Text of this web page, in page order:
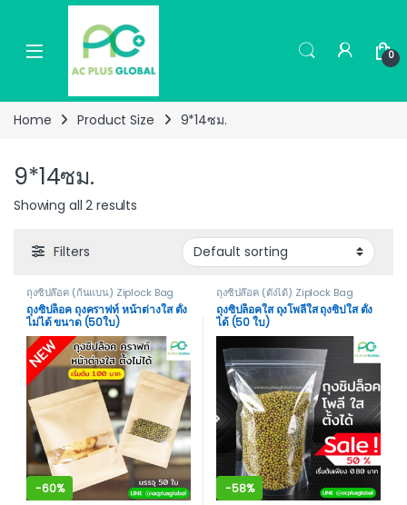
Skip to navigation
Skip to content
0
Home Product Size 9*14ซม.
9*14ซม.
Showing all 2 results
Filters
ถุงซิปล๊อค (ก้นแบน) Ziplock Bag
Not Stand
ถุงซิปล็อค ถุงคราฟท์ หน้าต่างใส ตั้ง
ไม่ได้ ขนาด (50ใบ)
-60%
ถุงซิปล๊อค (ตั้งได้) Ziplock Bag
Stand
ถุงซิปล็อคใส ถุงโพลีใส ถุงซิปใส ตั้ง
ได้ (50 ใบ)
-58%